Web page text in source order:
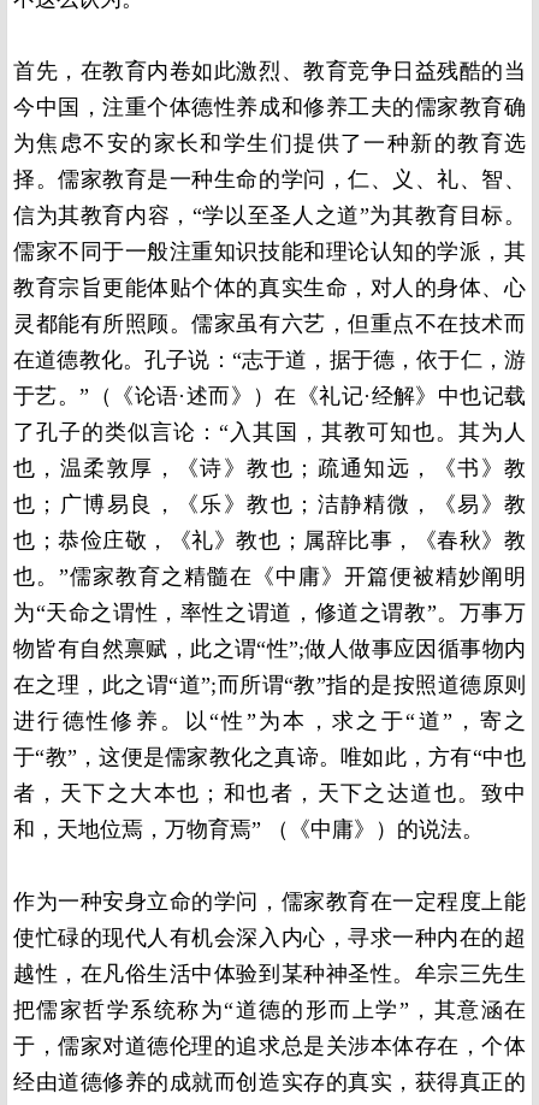
首先，在教育内卷如此激烈、教育竞争日益残酷的当
今中国，注重个体德性养成和修养工夫的儒家教育确
为焦虑不安的家长和学生们提供了一种新的教育选
择。儒家教育是一种生命的学问，仁、义、礼、智、
信为其教育内容，“学以至圣人之道”为其教育目标。
儒家不同于一般注重知识技能和理论认知的学派，其
教育宗旨更能体贴个体的真实生命，对人的身体、心
灵都能有所照顾。儒家虽有六艺，但重点不在技术而
在道德教化。孔子说：“志于道，据于德，依于仁，游
于艺。”（《论语·述而》）在《礼记·经解》中也记载
了孔子的类似言论：“入其国，其教可知也。其为人
也，温柔敦厚，《诗》教也；疏通知远，《书》教
也；广博易良，《乐》教也；洁静精微，《易》教
也；恭俭庄敬，《礼》教也；属辞比事，《春秋》教
也。”儒家教育之精髓在《中庸》开篇便被精妙阐明
为“天命之谓性，率性之谓道，修道之谓教”。万事万
物皆有自然禀赋，此之谓“性”;做人做事应因循事物内
在之理，此之谓“道”;而所谓“教”指的是按照道德原则
进行德性修养。以“性”为本，求之于“道”，寄之
于“教”，这便是儒家教化之真谛。唯如此，方有“中也
者，天下之大本也；和也者，天下之达道也。致中
和，天地位焉，万物育焉” （《中庸》）的说法。
作为一种安身立命的学问，儒家教育在一定程度上能
使忙碌的现代人有机会深入内心，寻求一种内在的超
越性，在凡俗生活中体验到某种神圣性。牟宗三先生
把儒家哲学系统称为“道德的形而上学”，其意涵在
于，儒家对道德伦理的追求总是关涉本体存在，个体
经由道德修养的成就而创造实存的真实，获得真正的